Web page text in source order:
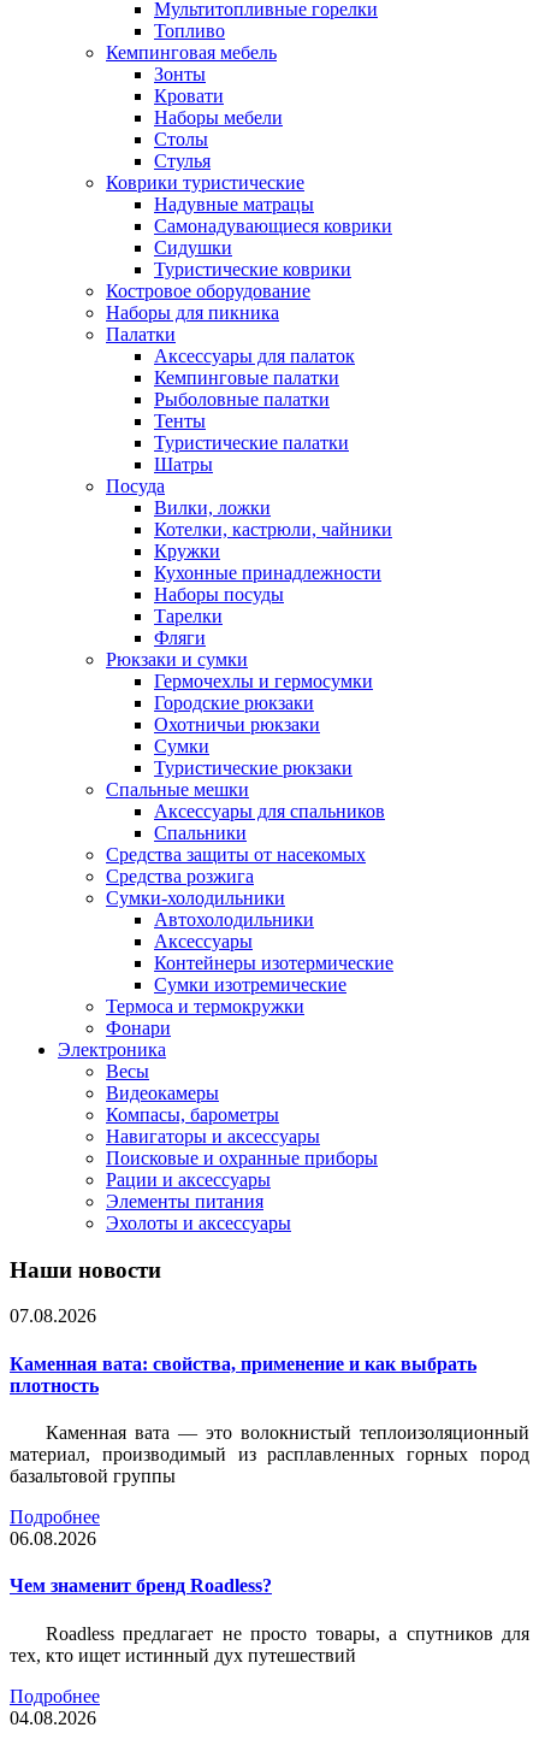
Мультитопливные горелки
Топливо
Кемпинговая мебель
Зонты
Кровати
Наборы мебели
Столы
Стулья
Коврики туристические
Надувные матрацы
Самонадувающиеся коврики
Сидушки
Туристические коврики
Костровое оборудование
Наборы для пикника
Палатки
Аксессуары для палаток
Кемпинговые палатки
Рыболовные палатки
Тенты
Туристические палатки
Шатры
Посуда
Вилки, ложки
Котелки, кастрюли, чайники
Кружки
Кухонные принадлежности
Наборы посуды
Тарелки
Фляги
Рюкзаки и сумки
Гермочехлы и гермосумки
Городские рюкзаки
Охотничьи рюкзаки
Сумки
Туристические рюкзаки
Спальные мешки
Аксессуары для спальников
Спальники
Средства защиты от насекомых
Средства розжига
Сумки-холодильники
Автохолодильники
Аксессуары
Контейнеры изотермические
Сумки изотремические
Термоса и термокружки
Фонари
Электроника
Весы
Видеокамеры
Компасы, барометры
Навигаторы и аксессуары
Поисковые и охранные приборы
Рации и аксессуары
Элементы питания
Эхолоты и аксессуары
Наши новости
07.08.2026
Каменная вата: свойства, применение и как выбрать
плотность
Каменная вата — это волокнистый теплоизоляционный
материал, производимый из расплавленных горных пород
базальтовой группы
Подробнее
06.08.2026
Чем знаменит бренд Roadless?
Roadless предлагает не просто товары, а спутников для
тех, кто ищет истинный дух путешествий
Подробнее
04.08.2026